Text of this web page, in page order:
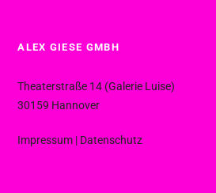
ALEX GIESE GMBH
Theaterstraße 14 (Galerie Luise)
30159 Hannover
Impressum | Datenschutz